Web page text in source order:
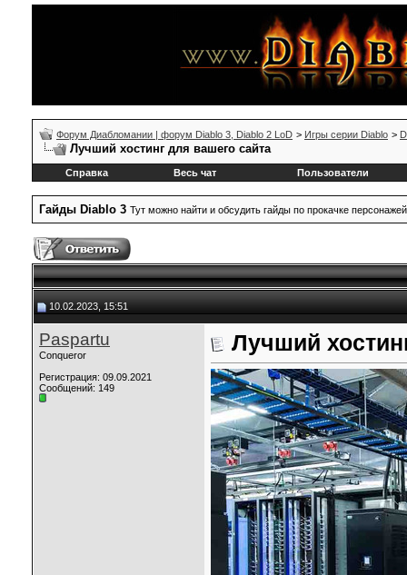
Форум Диабломании | форум Diablo 3, Diablo 2 LoD > Игры серии Diablo >
Лучший хостинг для вашего сайта
Справка Весь чат Пользователи
Гайды Diablo 3 Тут можно найти и обсудить гайды по прокачке
10.02.2023, 15:51
Paspartu
Conqueror
Регистрация: 09.09.2021
Сообщений: 149
Лучший